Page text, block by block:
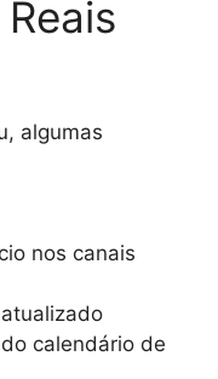
algumas
nos canais
calendário de